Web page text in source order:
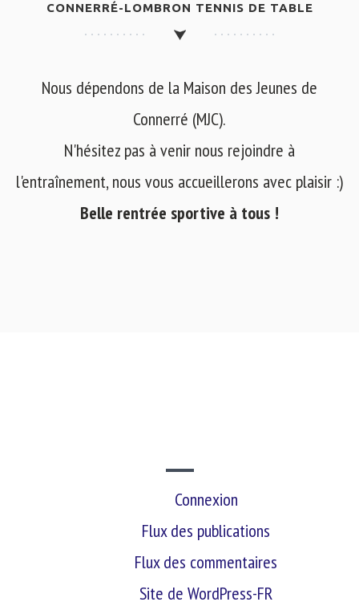
CONNERRÉ-LOMBRON TENNIS DE TABLE
Nous dépendons de la Maison des Jeunes de
Connerré (MJC).
N'hésitez pas à venir nous rejoindre à
l'entraînement, nous vous accueillerons avec plaisir :)
Belle rentrée sportive à tous !
Connexion
Flux des publications
Flux des commentaires
Site de WordPress-FR